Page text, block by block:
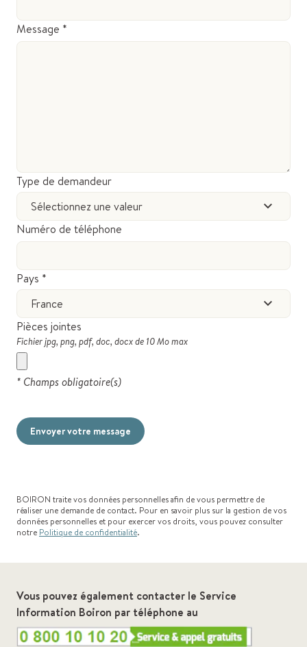
Message *
Type de demandeur
Sélectionnez une valeur
Numéro de téléphone
Pays *
France
Pièces jointes
Fichier jpg, png, pdf, doc, docx de 10 Mo max
* Champs obligatoire(s)
Envoyer votre message
BOIRON traite vos données personnelles afin de vous permettre de
réaliser une demande de contact. Pour en savoir plus sur la gestion de vos
données personnelles et pour exercer vos droits, vous pouvez consulter
notre Politique de confidentialité.
Vous pouvez également contacter le Service
Information Boiron par téléphone au